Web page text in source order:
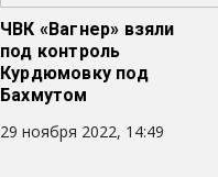
ЧВК «Вагнер» взяли
под контроль
Курдюмовку под
Бахмутом
29 ноября 2022, 14:49